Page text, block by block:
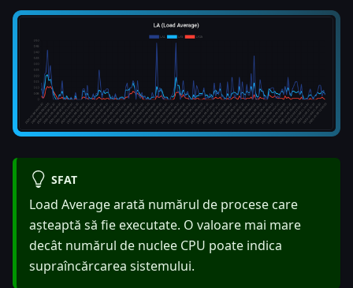
SFAT
Load Average arată numărul de procese care
așteaptă să fie executate. O valoare mai mare
decât numărul de nuclee CPU poate indica
supraîncărcarea sistemului.